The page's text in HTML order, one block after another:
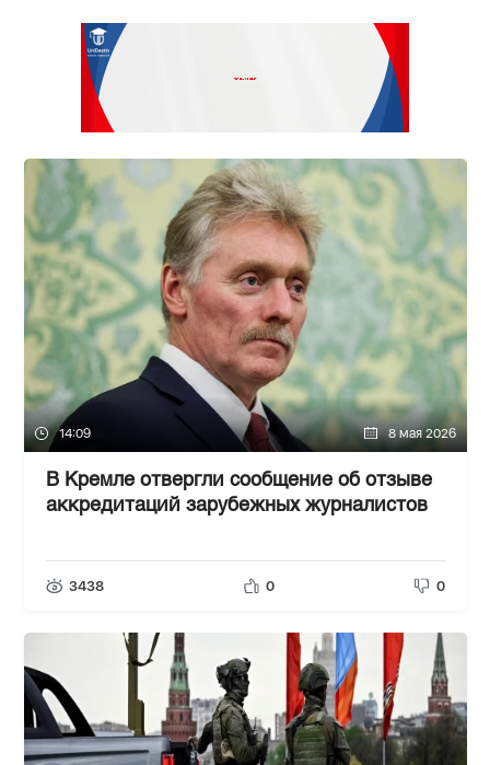
14:09 8 мая 2026
В Кремле отвергли сообщение об отзыве
аккредитаций зарубежных журналистов
3438 0 0